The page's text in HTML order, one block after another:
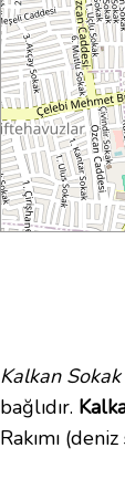
Kalkan Sokak
bağlıdır.
Rakımı